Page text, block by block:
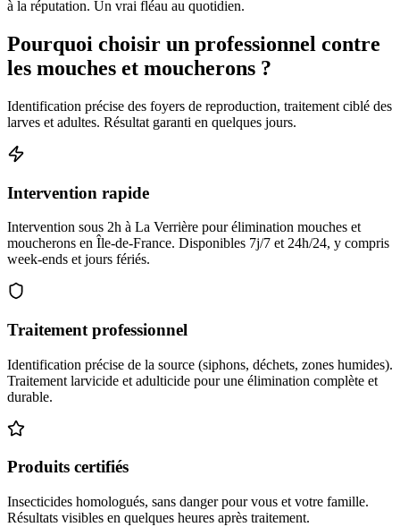
à la réputation. Un vrai fléau au quotidien.
Pourquoi choisir un professionnel contre
les mouches et moucherons ?
Identification précise des foyers de reproduction, traitement ciblé des
larves et adultes. Résultat garanti en quelques jours.
Intervention rapide
Intervention sous 2h à La Verrière pour élimination mouches et
moucherons en Île-de-France. Disponibles 7j/7 et 24h/24, y compris
week-ends et jours fériés.
Traitement professionnel
Identification précise de la source (siphons, déchets, zones humides).
Traitement larvicide et adulticide pour une élimination complète et
durable.
Produits certifiés
Insecticides homologués, sans danger pour vous et votre famille.
Résultats visibles en quelques heures après traitement.